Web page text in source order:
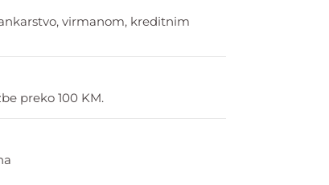
virmanom, kreditnim
preko 100 KM.